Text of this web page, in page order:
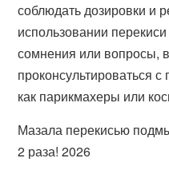
соблюдать дозировки и
использовании
сомнения или вопросы,
проконсультироваться
как парикмахеры или
Мазала перекисью
2 раза! 2026